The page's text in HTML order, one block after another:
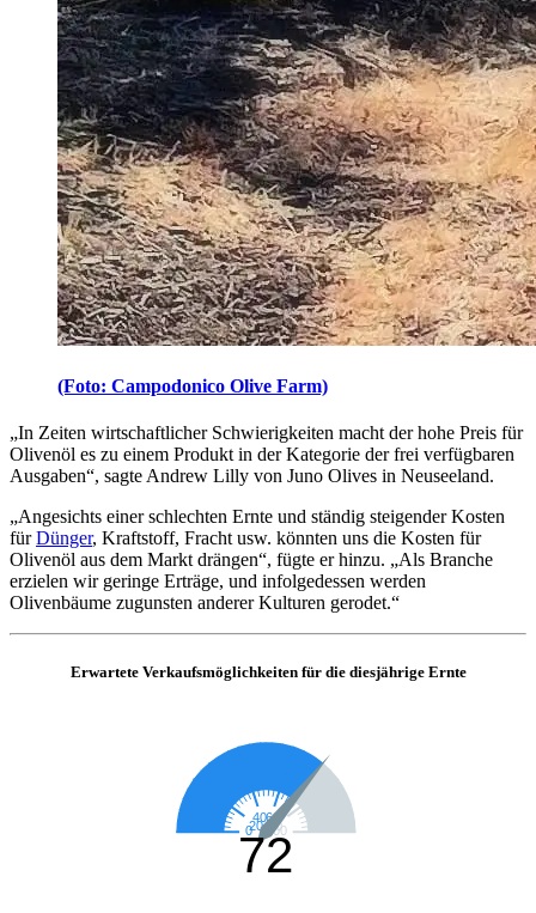
(Foto: Campodonico Olive Farm)
„In Zeiten wirtschaftlicher Schwierigkeiten macht der hohe Preis für
Olivenöl es zu einem Produkt in der Kategorie der frei verfügbaren
Ausgaben“, sagte Andrew Lilly von Juno Olives in Neuseeland.
„Angesichts einer schlechten Ernte und ständig steigender Kosten
fürDünger, Kraftstoff, Fracht usw. könnten uns die Kosten für
Olivenöl aus dem Markt drängen“, fügte er hinzu. „Als Branche
erzielen wir geringe Erträge, und infolgedessen werden
Olivenbäume zugunsten anderer Kulturen gerodet.“
Erwartete Verkaufsmöglichkeiten für die diesjährige Ernte